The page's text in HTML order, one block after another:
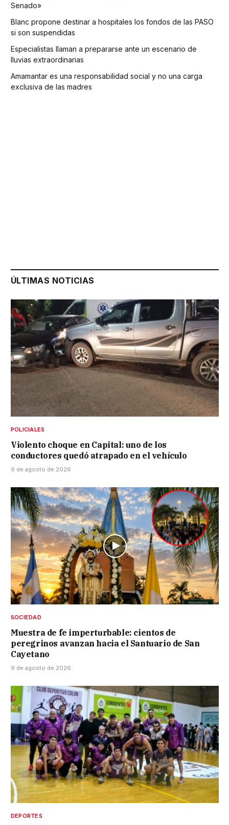
Senado»
Blanc propone destinar a hospitales los fondos de las PASO
si son suspendidas
Especialistas llaman a prepararse ante un escenario de
lluvias extraordinarias
Amamantar es una responsabilidad social y no una carga
exclusiva de las madres
ÚLTIMAS NOTICIAS
POLICIALES
Violento choque en Capital: uno de los
conductores quedó atrapado en el vehículo
9 de agosto de 2026
SOCIEDAD
Muestra de fe imperturbable: cientos de
peregrinos avanzan hacia el Santuario de San
Cayetano
9 de agosto de 2026
DEPORTES